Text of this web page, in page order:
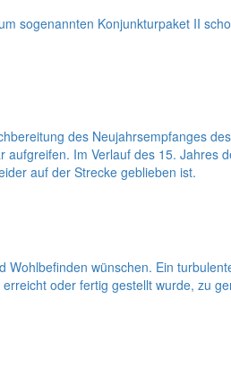
sogenannten Konjunkturpaket II
des Neujahrsempfanges
Im Verlauf des 15. Jahres
auf der Strecke geblieben ist.
wünschen. Ein
oder fertig gestellt wurde, zu